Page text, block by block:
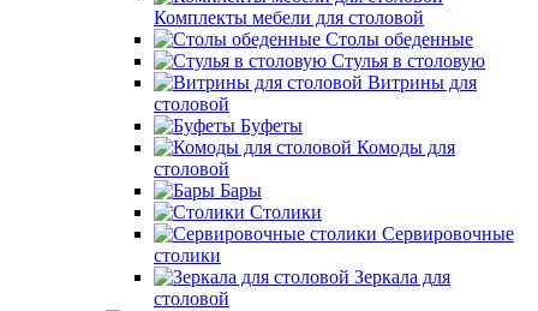
Комплекты мебели для столовой
Столы обеденные
Стулья в столовую
Витрины для
столовой
Буфеты
Комоды для
столовой
Бары
Столики
Сервировочные
столики
Зеркала для
столовой